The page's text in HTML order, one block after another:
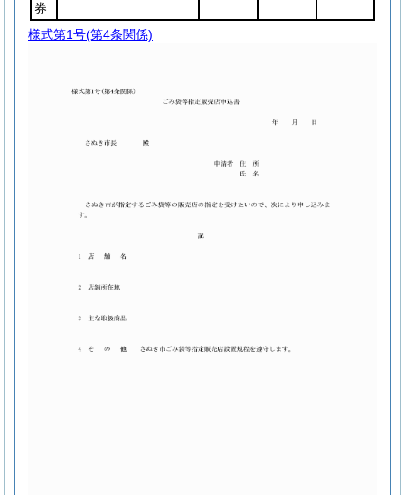
券
様式第1号(第4条関係)